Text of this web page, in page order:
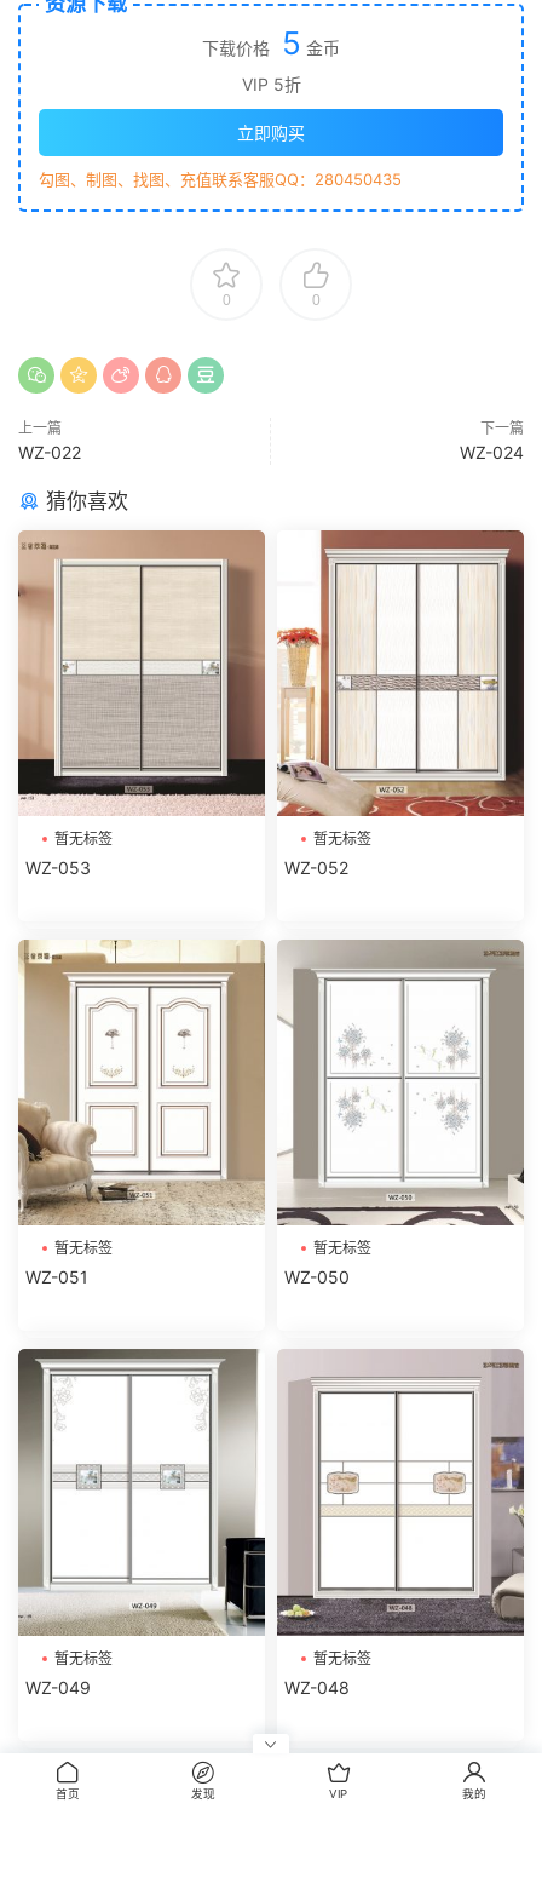
下载价格 5 金币
VIP 5折
立即购买
勾图、制图、找图、充值联系客服QQ：280450435
0 0
上一篇
WZ-022
下一篇
WZ-024
猜你喜欢
暂无标签
WZ-053
暂无标签
WZ-052
暂无标签
WZ-051
暂无标签
WZ-050
暂无标签
WZ-049
暂无标签
WZ-048
评论
首页 发现 VIP 我的